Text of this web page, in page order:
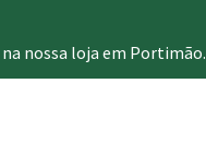
nossa loja em Portimão.